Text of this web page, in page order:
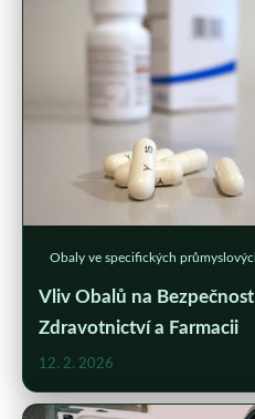
Obaly ve specifických
Vliv Obalů na
Zdravotnictví a Farmacii
12. 2. 2026